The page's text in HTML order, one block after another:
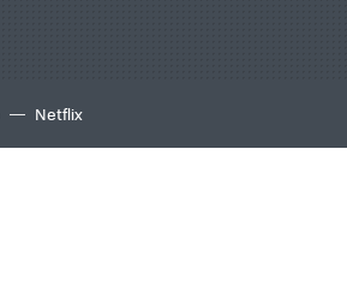
Netflix